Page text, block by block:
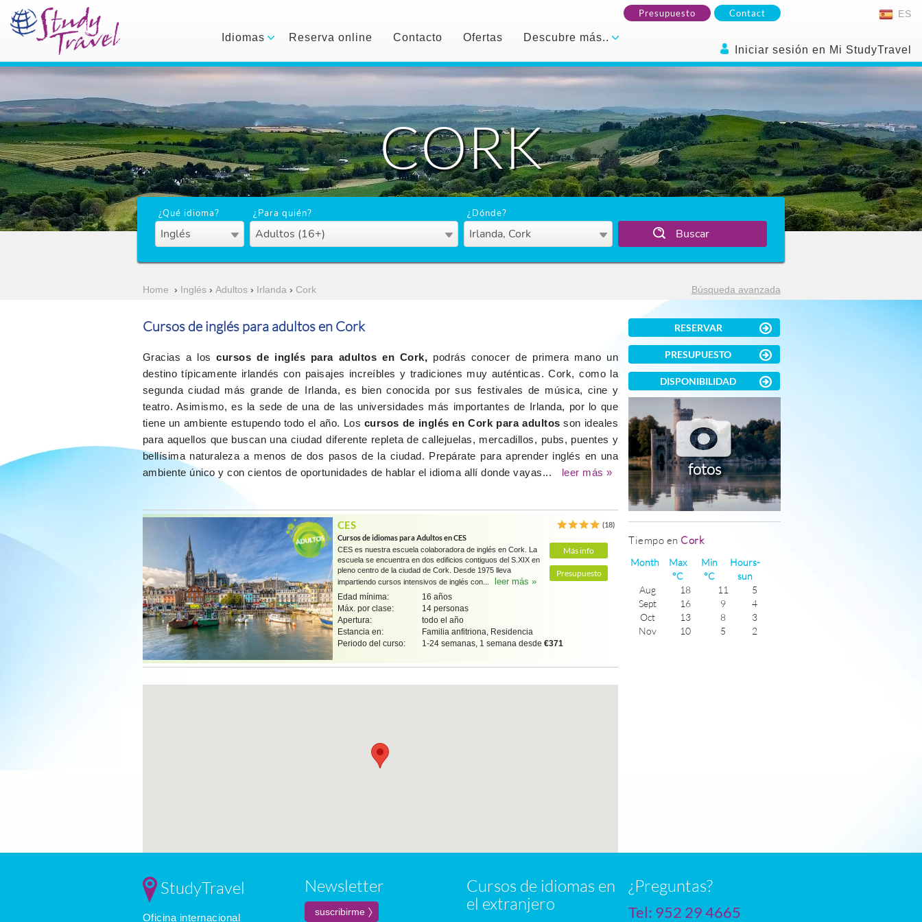
Presupuesto Contact ES
Iniciar sesión en Mi StudyTravel
Idiomas Reserva online Contacto Ofertas Descubre más..
CORK
¿Qué idioma?
Inglés
¿Para quién?
Adultos (16+)
¿Dónde?
Irlanda, Cork Buscar
Home › Inglés› Adultos› Irlanda › Cork Búsqueda avanzada
Cursos de inglés para adultos en Cork
Gracias a loscursos de inglés para adultos en Cork, podrás conocer de primera mano un
destino típicamente irlandés con paisajes increíbles y tradiciones muy auténticas. Cork, como la
segunda ciudad más grande de Irlanda, es bien conocida por sus festivales de música, cine y
teatro. Asimismo, es la sede de una de las universidades más importantes de Irlanda, por lo que
tiene un ambiente estupendo todo el año. Los cursos de inglés en Cork para adultosson ideales
para aquellos que buscan una ciudad diferente repleta de callejuelas, mercadillos, pubs, puentes y
bellísima naturaleza a menos de dos pasos de la ciudad. Prepárate para aprender inglés en una
ambiente único y con cientos de oportunidades de hablar el idioma allí donde vayas...
leer más »
CES
(18)
Cursos de idiomas para Adultos en CES
Más info
Presupuesto
CES es nuestra escuela colaboradora de inglés en Cork. La
escuela se encuentra en dos edificios contiguos del S.XIX en
pleno centro de la ciudad de Cork. Desde 1975 lleva
impartiendo cursos intensivos de inglés con...
leer más »
Edad mínima:
16 años
Máx. por clase:
14 personas
Apertura:
todo el año
Estancia en:
Familia anfitriona, Residencia
Periodo del curso:
1-24 semanas, 1 semana desde €371
RESERVAR
PRESUPUESTO
DISPONIBILIDAD
fotos
Tiempo en Cork
Month
Max
°C
Min
°C
Hours-
sun
Aug
18 11
5
Sept
16 9
4
Oct
13 8
3
Nov
10 5
2
StudyTravel
Oficina internacional
Newsletter
Cursos de idiomas en
el extranjero
¿Preguntas?
Tel: 952 29 4665